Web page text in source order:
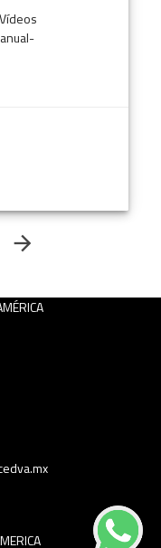
arrow_forward